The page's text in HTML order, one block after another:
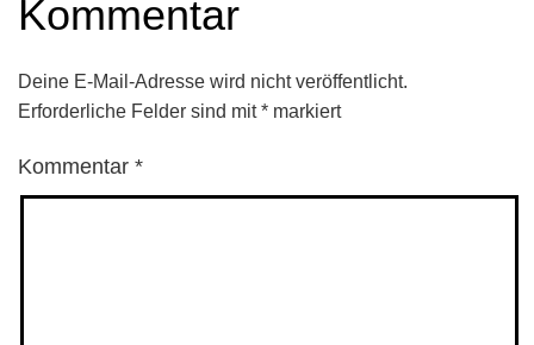
Kommentar
Deine E-Mail-Adresse wird nicht veröffentlicht.
Erforderliche Felder sind mit* markiert
Kommentar *